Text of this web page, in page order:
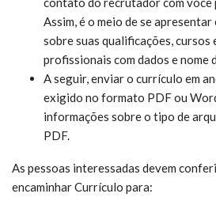
Assim, é o meio de se
sobre suas qualificações, cursos
profissionais com dados e nome
A seguir, enviar o currículo em
exigido no formato PDF ou
informações sobre o tipo de
PDF.
As pessoas interessadas devem
encaminhar Currículo para: